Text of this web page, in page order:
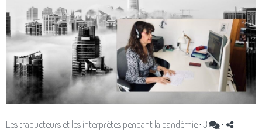
Les traducteurs et les interprètes pendant la pandémie·3 ·